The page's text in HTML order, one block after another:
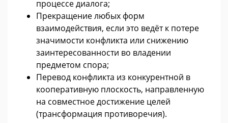
процессе диалога;
Прекращение любых форм
взаимодействия, если это ведёт к потере
значимости конфликта или снижению
заинтересованности во владении
предметом спора;
Перевод конфликта из конкурентной в
кооперативную плоскость, направленную
на совместное достижение целей
(трансформация противоречия).